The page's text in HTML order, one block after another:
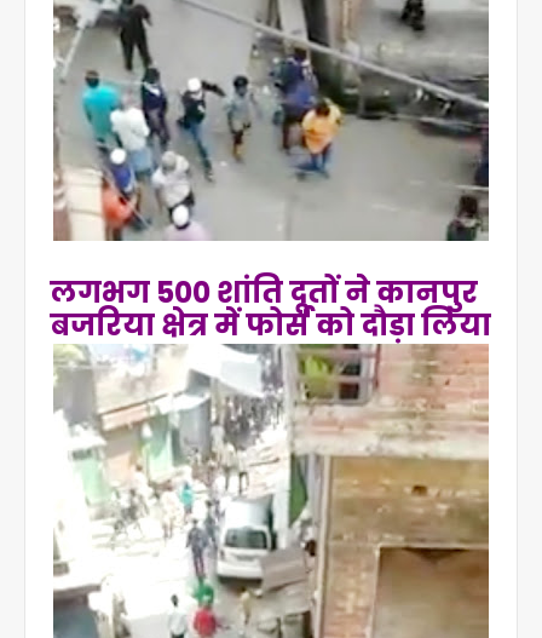
लगभग 500 शांति दूतों ने कानपुर
बजरिया क्षेत्र में फोर्स को दौड़ा लिया